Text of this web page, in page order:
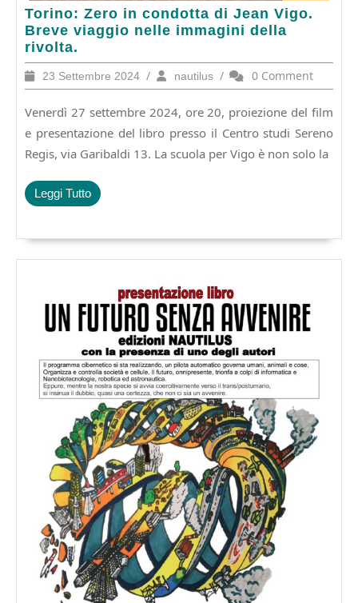
Torino: Zero in condotta di Jean Vigo.
Breve viaggio nelle immagini della
rivolta.
Torino:
Zero
in
condotta
di
Vigo.
Breve
viaggio
nelle
immagini
della
23 Settembre 2024 23
Settembre
2024
/ nautilusnautilus
/ 0 Comment
Venerdì 27 settembre 2024, ore 20, proiezione del film
e presentazione del libro presso il Centro studi Sereno
Regis, via Garibaldi 13. La scuola per Vigo è non solo la
Leggi TuttoLeggi
Tutto